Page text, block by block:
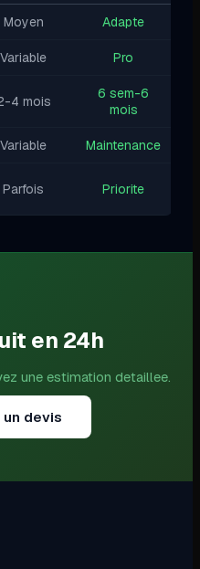
Moyen Adapte
Variable Pro
4 mois
6 sem-6
mois
Variable Maintenance
Parfois Priorite
en 24h
une estimation detaillee.
un devis